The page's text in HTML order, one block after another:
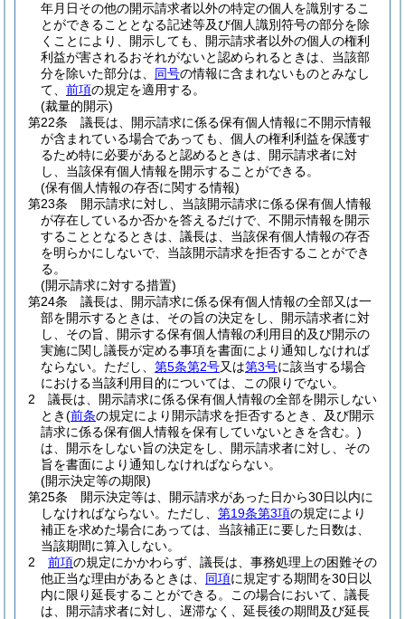
年月日その他の開示請求者以外の特定の個人を識別するこ
とができることとなる記述等及び個人識別符号の部分を除
くことにより、開示しても、開示請求者以外の個人の権利
利益が害されるおそれがないと認められるときは、当該部
分を除いた部分は、 同号の情報に含まれないものとみなし
て、 前項の規定を適用する。
(裁量的開示)
第22条
議長は、開示請求に係る保有個人情報に不開示情報
が含まれている場合であっても、個人の権利利益を保護す
るため特に必要があると認めるときは、開示請求者に対
し、当該保有個人情報を開示することができる。
(保有個人情報の存否に関する情報)
第23条
開示請求に対し、当該開示請求に係る保有個人情報
が存在しているか否かを答えるだけで、不開示情報を開示
することとなるときは、議長は、当該保有個人情報の存否
を明らかにしないで、当該開示請求を拒否することができ
る。
(開示請求に対する措置)
第24条
議長は、開示請求に係る保有個人情報の全部又は一
部を開示するときは、その旨の決定をし、開示請求者に対
し、その旨、開示する保有個人情報の利用目的及び開示の
実施に関し議長が定める事項を書面により通知しなければ
ならない。 ただし、 第5条第2号又は第3号に該当する場合
における当該利用目的については、この限りでない。
2
議長は、開示請求に係る保有個人情報の全部を開示しない
とき(前条の規定により開示請求を拒否するとき、及び開示
請求に係る保有個人情報を保有していないときを含む。)
は、開示をしない旨の決定をし、開示請求者に対し、その
旨を書面により通知しなければならない。
(開示決定等の期限)
第25条
開示決定等は、開示請求があった日から30日以内に
しなければならない。 ただし、 第19条第3項の規定により
補正を求めた場合にあっては、当該補正に要した日数は、
当該期間に算入しない。
2
前項の規定にかかわらず、議長は、事務処理上の困難その
他正当な理由があるときは、 同項に規定する期間を30日以
内に限り延長することができる。
この場合において、議長
は、開示請求者に対し、遅滞なく、延長後の期間及び延長